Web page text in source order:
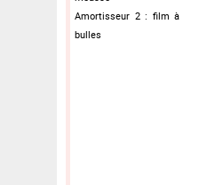
Amortisseur 2 : film à
bulles